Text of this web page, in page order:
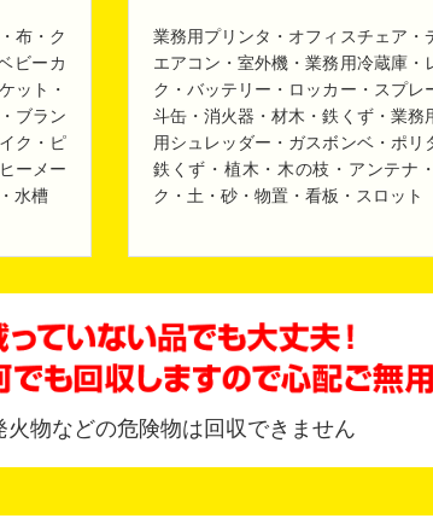
布・ク
ビーカ
ット・
ブラン
ク・ピ
ーメー
水槽
業務用プリンタ・オフィスチェア・
エアコン・室外機・業務用冷蔵庫・
ク・バッテリー・ロッカー・スプレ
斗缶・消火器・材木・鉄くず・業務
用シュレッダー・ガスボンベ・ポリ
鉄くず・植木・木の枝・アンテナ
ク・土・砂・物置・看板・スロット
物などの危険物は回収できません